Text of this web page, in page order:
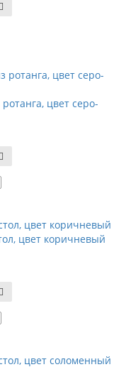
цвет серо-
цвет коричневый